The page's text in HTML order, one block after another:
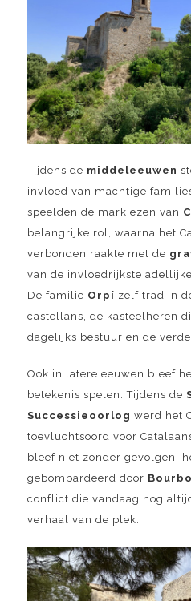
Tijdens de middeleeuwen
invloed van machtige
speelden de markiezen van
belangrijke rol, waarna het
verbonden raakte met de
van de invloedrijkste
De familie Orpí zelf trad in
castellans, de kasteelheren
dagelijks bestuur en de
Ook in latere eeuwen bleef
betekenis spelen. Tijdens de
Successieoorlog werd het
toevluchtsoord voor
bleef niet zonder gevolgen:
gebombardeerd door
conflict die vandaag nog
verhaal van de plek.